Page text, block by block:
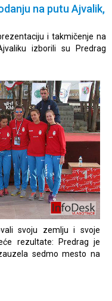
na putu Ajvalik,
i takmičenje na
izborili su Predrag
svoju zemlju i svoje
rezultate: Predrag je
sedmo mesto na